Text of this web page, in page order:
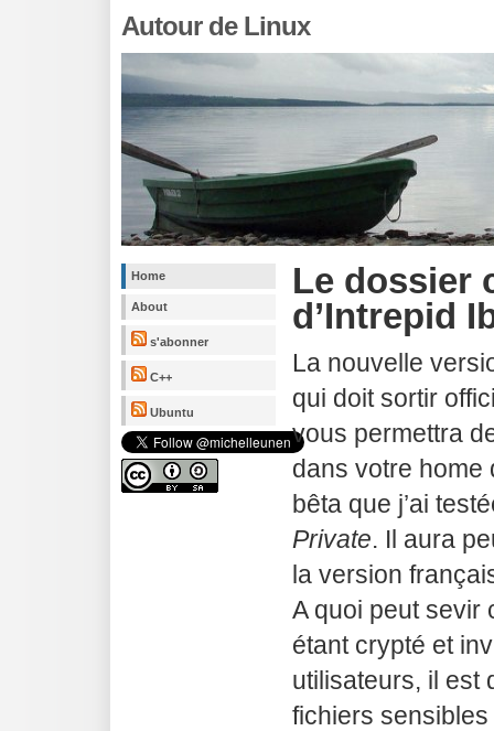
Autour de Linux
Home
About
s'abonner
C++
Ubuntu
Le dossier
d’Intrepid
La nouvelle
qui doit sortir
vous permettra
dans votre home
bêta que j’ai
Private. Il aura
la version
A quoi peut sevir
étant crypté et
utilisateurs, il est
fichiers